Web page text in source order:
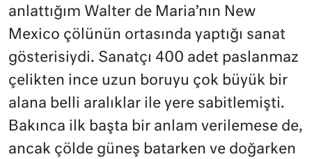
anlattığım Walter de Maria’nın New
Mexico çölünün ortasında yaptığı sanat
gösterisiydi. Sanatçı 400 adet paslanmaz
çelikten ince uzun boruyu çok büyük bir
alana belli aralıklar ile yere sabitlemişti.
Bakınca ilk başta bir anlam verilemese de,
ancak çölde güneş batarken ve doğarken